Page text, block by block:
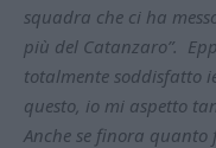
squadra che ci ha
più del Catanzaro”.
totalmente soddisfatto
questo, io mi aspetto
Anche se finora quanto